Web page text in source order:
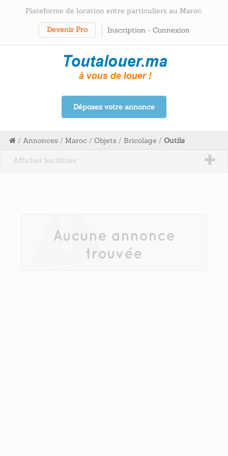
Plateforme de location entre particuliers au Maroc.
Devenir Pro Inscription - Connexion
Déposez votre annonce
/ Annonces / Maroc / Objets / Bricolage / Outils
Afficher les filtres
Aucune annonce
trouvée